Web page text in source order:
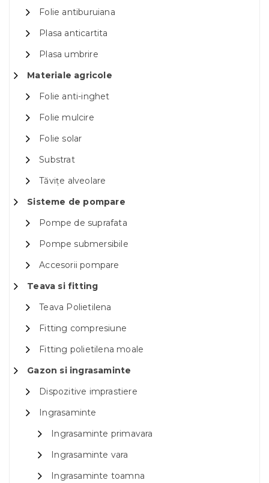
Folie antiburuiana
Plasa anticartita
Plasa umbrire
Materiale agricole
Folie anti-inghet
Folie mulcire
Folie solar
Substrat
Tăvițe alveolare
Sisteme de pompare
Pompe de suprafata
Pompe submersibile
Accesorii pompare
Teava si fitting
Teava Polietilena
Fitting compresiune
Fitting polietilena moale
Gazon si ingrasaminte
Dispozitive imprastiere
Ingrasaminte
Ingrasaminte primavara
Ingrasaminte vara
Ingrasaminte toamna